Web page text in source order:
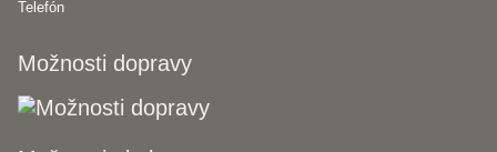
Možnosti dopravy